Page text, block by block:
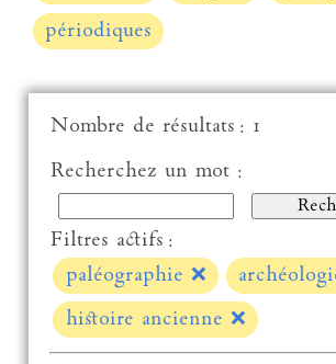
périodiques
Nombre de résultats : 1
Recherchez un mot :
Filtres actifs :
paléographie ❌
histoire ancienne ❌